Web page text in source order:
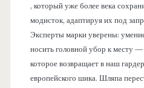
, который уже более века
модисток, адаптируя их под
Эксперты марки уверены:
носить головной убор к месту —
которое возвращает в наш
европейского шика. Шляпа